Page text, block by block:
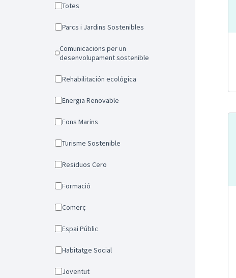
Totes
Parcs i Jardins Sostenibles
Comunicacions per un
desenvolupament sostenible
Rehabilitación ecológica
Energia Renovable
Fons Marins
Turisme Sostenible
Residuos Cero
Formació
Comerç
Espai Públic
Habitatge Social
Joventut